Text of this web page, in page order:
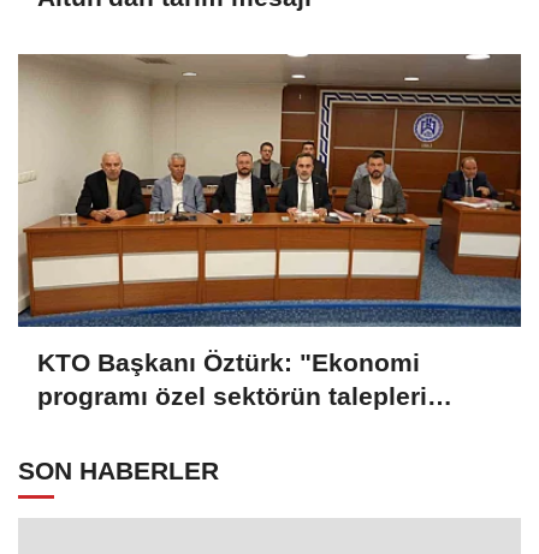
KTO Başkanı Öztürk: "Ekonomi
programı özel sektörün talepleri
SON HABERLER